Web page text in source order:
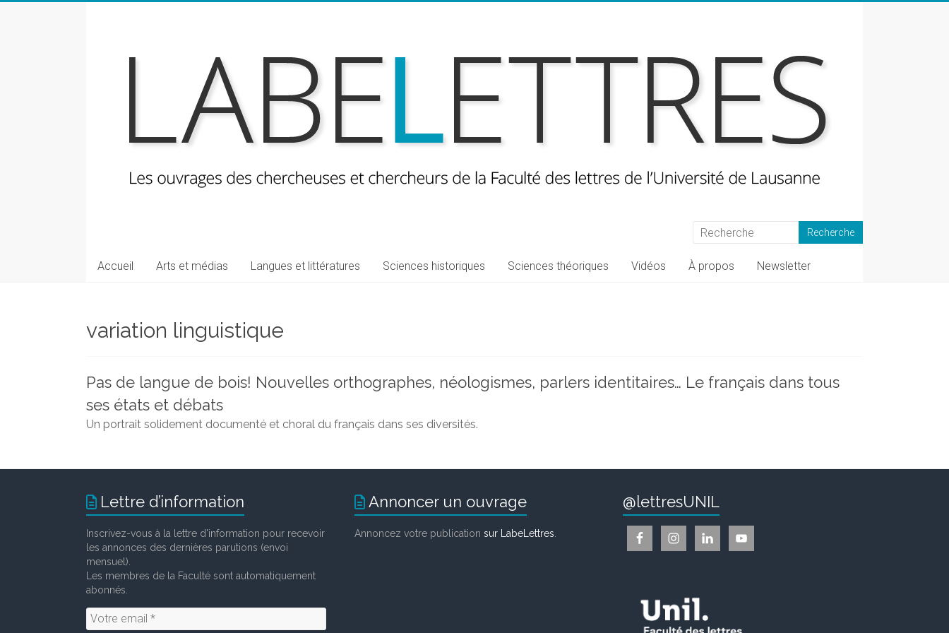
Les
et
la
Faculté
des
lettres
Accueil Arts et médias Langues et littératures Sciences historiques Sciences théoriques Vidéos À propos Newsletter
variation linguistique
Pas de langue de bois! Nouvelles orthographes, néologismes, parlers identitaires… Le français dans tous
ses états et débats
Un portrait solidement documenté et choral du français dans ses diversités.
Lettre d’information
Inscrivez-vous à la lettre d'information pour recevoir
les annonces des dernières parutions (envoi
mensuel).
Les membres de la Faculté sont automatiquement
abonnés.
Annoncer un ouvrage
Annoncez votre publication sur LabeLettres
@lettresUNIL